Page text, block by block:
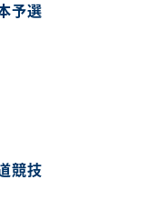
予選
競技